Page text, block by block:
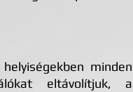
minden
eltávolítjuk, a